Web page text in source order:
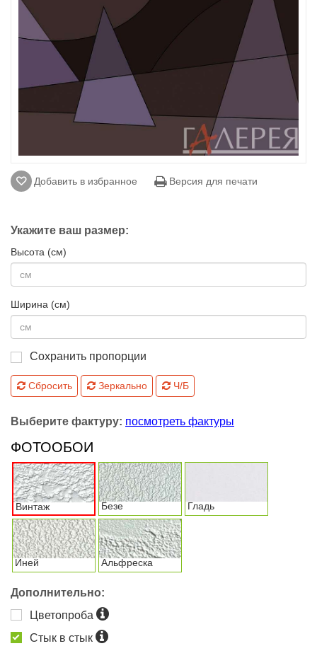
Добавить в избранное Версия для печати
Укажите ваш размер:
Высота (см)
Ширина (см)
Сохранить пропорции
Сбросить Зеркально Ч/Б
Выберите фактуру: посмотреть фактуры
ФОТООБОИ
Винтаж Безе Гладь
Иней Альфреска
Дополнительно:
Цветопроба
Стык в стык